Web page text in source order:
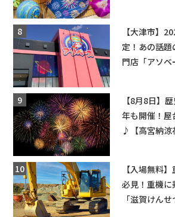
【大津市】
定！あの話
門店「アソ
【8月8日】
年も開催！屋
♪【高宮納涼
【入場無料
必見！重機に
「滋賀けん